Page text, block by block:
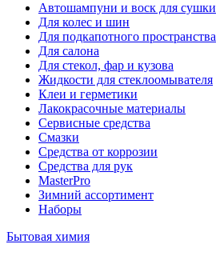
Автошампуни и воск для сушки
Для колес и шин
Для подкапотного пространства
Для салона
Для стекол, фар и кузова
Жидкости для стеклоомывателя
Клеи и герметики
Лакокрасочные материалы
Сервисные средства
Смазки
Средства от коррозии
Средства для рук
MasterPro
Зимний ассортимент
Наборы
Бытовая химия